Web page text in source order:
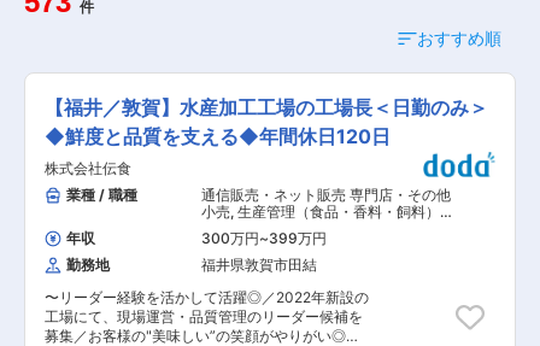
件
おすすめ順
【福井／敦賀】水産加工工場の工場長＜日勤のみ＞
◆鮮度と品質を支える◆年間休日120日
株式会社伝食
業種 / 職種
通信販売・ネット販売 専門店・その他
小売, 生産管理（食品・香料・飼料）
工場長（食品・香料・飼料）
年収 300万円~399万円
勤務地
福井県敦賀市田結
〜リーダー経験を活かして活躍◎／2022年新設の
工場にて、現場運営・品質管理のリーダー候補を
募集／お客様の"美味しい”の笑顔がやりがい◎／